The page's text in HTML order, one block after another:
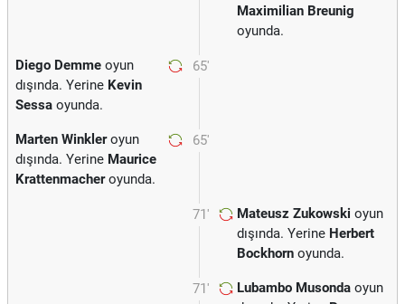
Maximilian Breunig
oyunda.
65'
Diego Demme oyun
dışında. Yerine Kevin
Sessa oyunda.
65'
Marten Winkleroyun
dışında. Yerine Maurice
Krattenmacheroyunda.
71' Mateusz Zukowski oyun
dışında. Yerine Herbert
Bockhorn oyunda.
71' Lubambo Musonda oyun